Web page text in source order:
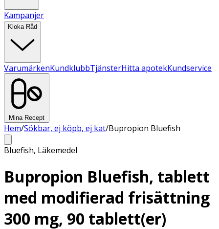
Kampanjer
Kloka Råd
VarumärkenKundklubbTjänsterHitta apotekKundservice
Mina Recept
Hem/Sökbar, ej köpb, ej kat/Bupropion Bluefish
Bluefish, Läkemedel
Bupropion Bluefish, tablett
med modifierad frisättning
300 mg, 90 tablett(er)